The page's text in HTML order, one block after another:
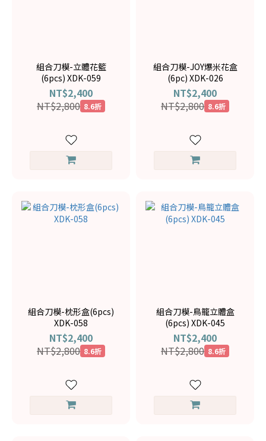
組合刀模-立體花籃
(6pcs) XDK-059
NT$2,400
NT$2,800 8.6折
組合刀模-JOY爆米花盒
(6pc) XDK-026
NT$2,400
NT$2,800 8.6折
組合刀模-枕形盒(6pcs)
XDK-058
NT$2,400
NT$2,800 8.6折
組合刀模-鳥籠立體盒
(6pcs) XDK-045
NT$2,400
NT$2,800 8.6折